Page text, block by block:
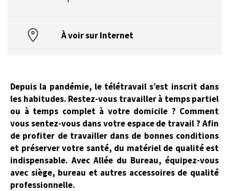
À voir sur Internet
Depuis la pandémie, le télétravail s’est inscrit dans
les habitudes. Restez-vous travailler à temps partiel
ou à temps complet à votre domicile ? Comment
vous sentez-vous dans votre espace de travail ? Afin
de profiter de travailler dans de bonnes conditions
et préserver votre santé, du matériel de qualité est
indispensable. Avec Allée du Bureau, équipez-vous
avec siège, bureau et autres accessoires de qualité
professionnelle.